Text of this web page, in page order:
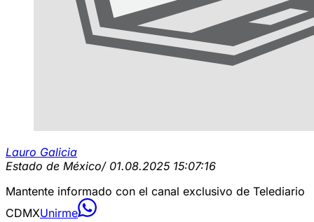
Lauro Galicia
Estado de México/ 01.08.2025 15:07:16
Mantente informado con el canal exclusivo de Telediario
CDMXUnirme